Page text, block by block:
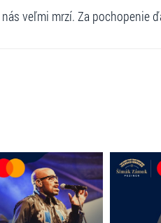
veľmi mrzí. Za pochopenie